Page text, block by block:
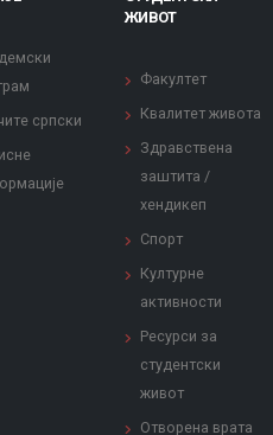
српски
ЖИВОТ
Факултет
Квалитет живота
Здравствена
заштита /
хендикеп
Спорт
Културне
активности
Ресурси за
студентски
живот
Отворена врата